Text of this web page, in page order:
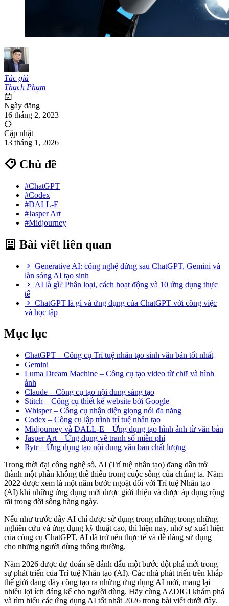
Tác giả
Thạch Phạm
Ngày đăng
16 tháng 2, 2023
Cập nhật
13 tháng 1, 2026
Chủ đề
#ChatGPT
#Codex
#DALL-E
#Jasper Art
#Midjourney
Bài viết liên quan
Generative AI: công nghệ đứng sau ChatGPT, Gemini và
làn sóng AI tạo sinh
AI là gì? Phân loại, cách hoạt động và 10 ứng dụng thực
tế
ChatGPT là gì và ứng dụng của ChatGPT với công việc
và học tập
Mục lục
ChatGPT – Công cụ Trí tuệ nhân tạo sinh văn bản tốt nhất
Gemini
Luma Dream Machine – Công cụ tạo video từ chữ và hình
ảnh
Claude – Công cụ tạo nội dung sáng tạo
Stitch – Công cụ thiết kế website bởi Google
Whisper – Công cụ nhận diện giọng nói đa năng
Codex – Công cụ lập trình trí tuệ nhân tạo
Midjourney và DALL-E – Ứng dụng tạo hình ảnh từ văn bản
Jasper Art – Ứng dụng vẽ tranh số miễn phí
Rytr – Ứng dụng tạo nội dung văn bản chất lượng
Trong thời đại công nghệ số, AI (Trí tuệ nhân tạo) đang dần trở
thành một phần không thể thiếu trong cuộc sống của chúng ta. Năm
2022 được xem là một năm bước ngoặt đối với Trí tuệ Nhân tạo
(AI) khi những ứng dụng mới được giới thiệu và được áp dụng rộng
rãi trong đời sống hàng ngày.
Nếu như trước đây AI chỉ được sử dụng trong những trong những
nghiên cứu và ứng dụng kỹ thuật cao, thì hiện nay, nhờ sự xuất hiện
của công cụ ChatGPT, AI đã trở nên thực tế và dễ dàng sử dụng
cho những người dùng thông thường.
Năm 2026 được dự đoán sẽ đánh dấu một bước đột phá mới trong
sự phát triển của Trí tuệ Nhân tạo (AI). Các nhà phát triển trên khắp
thế giới đang dày công tạo ra những ứng dụng AI mới, mang lại
nhiều lợi ích đáng kể cho người dùng. Hãy cùng AZDIGI khám phá
và tìm hiểu các ứng dụng AI tốt nhất 2026 trong bài viết dưới đây.